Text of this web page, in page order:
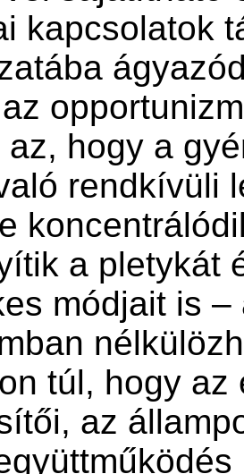
kapcsolatok
az, hogy a
rendkívüli
a pletykát
módjait is
túl, hogy
az